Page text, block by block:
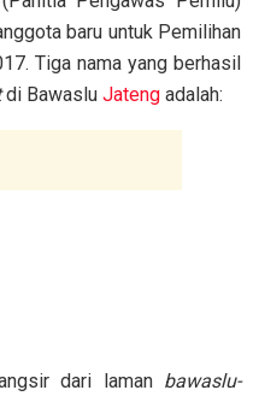
baru untuk Pemilihan
Tiga nama yang berhasil
di Bawaslu Jateng adalah:
dari laman bawaslu-